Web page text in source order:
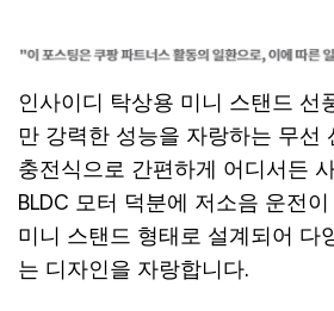
인사이디 탁상용 미니 스탠드 선
만 강력한 성능을 자랑하는 무선
충전식으로 간편하게 어디서든
BLDC 모터 덕분에 저소음 운전
미니 스탠드 형태로 설계되어 다
는 디자인을 자랑합니다.